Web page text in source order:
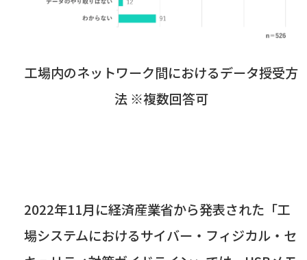
工場内のネットワーク間におけるデータ授受方
法 ※複数回答可
2022年11月に経済産業省から発表された「工
場システムにおけるサイバー・フィジカル・セ